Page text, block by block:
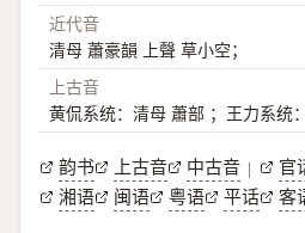
近代音
清母 蕭豪韻 上聲 草小空；
上古音
黄侃系统：清母 蕭部 ；王力系统
韵书 上古音 中古音 | 官
湘语
闽语 粤语 平话 客